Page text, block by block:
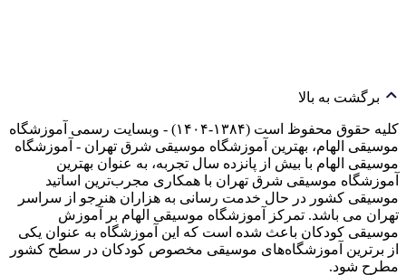
برگشت به بالا
کلیه حقوق محفوظ است (۱۳۸۴-۱۴۰۴) - وبسایت رسمی آموزشگاه
موسیقی الهام، بهترین آموزشگاه موسیقی شرق تهران - آموزشگاه
موسیقی الهام با بیش از پانزده سال تجربه، به عنوان بهترین
آموزشگاه موسیقی شرق تهران با همکاری مجرب‌ترین اساتید
موسیقی کشور در حال خدمت رسانی به هزاران هنرجو از سراسر
تهران می باشد. تمرکز آموزشگاه موسیقی الهام بر آموزش
موسیقی کودکان باعث شده است که این آموزشگاه به عنوان یکی
از برترین آموزشگاه‌های موسیقی مخصوص کودکان در سطح کشور
مطرح شود.